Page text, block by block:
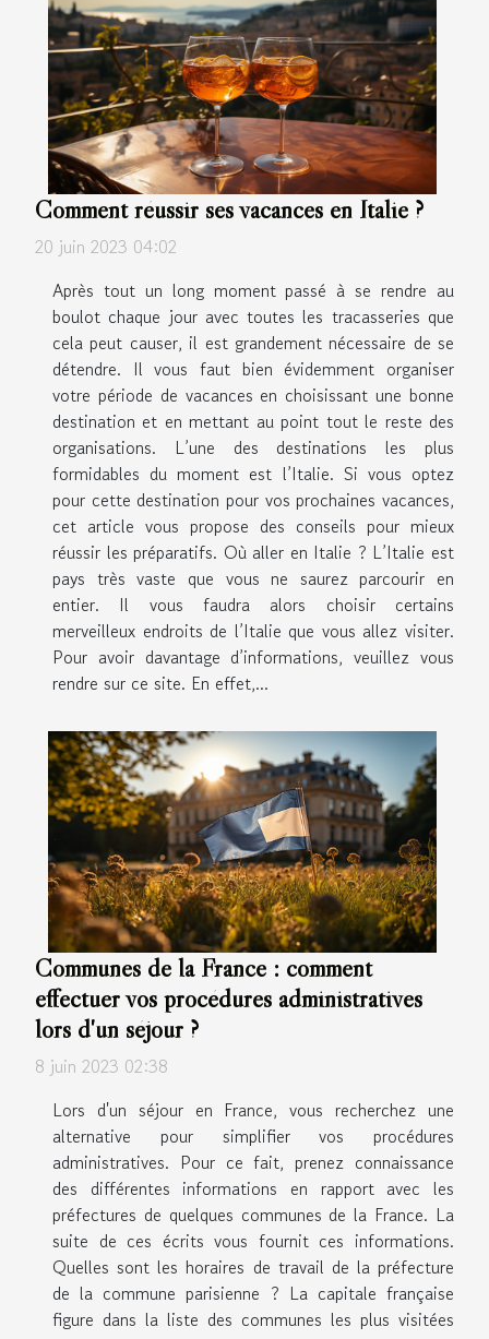
Comment réussir ses vacances en Italie ?
20 juin 2023 04:02
Après tout un long moment passé à se rendre au
boulot chaque jour avec toutes les tracasseries que
cela peut causer, il est grandement nécessaire de se
détendre. Il vous faut bien évidemment organiser
votre période de vacances en choisissant une bonne
destination et en mettant au point tout le reste des
organisations. L’une des destinations les plus
formidables du moment est l’Italie. Si vous optez
pour cette destination pour vos prochaines vacances,
cet article vous propose des conseils pour mieux
réussir les préparatifs. Où aller en Italie ? L’Italie est
pays très vaste que vous ne saurez parcourir en
entier. Il vous faudra alors choisir certains
merveilleux endroits de l’Italie que vous allez visiter.
Pour avoir davantage d’informations, veuillez vous
rendre sur ce site. En effet,...
Communes de la France : comment
effectuer vos procédures administratives
lors d'un séjour ?
8 juin 2023 02:38
Lors d'un séjour en France, vous recherchez une
alternative pour simplifier vos procédures
administratives. Pour ce fait, prenez connaissance
des différentes informations en rapport avec les
préfectures de quelques communes de la France. La
suite de ces écrits vous fournit ces informations.
Quelles sont les horaires de travail de la préfecture
de la commune parisienne ? La capitale française
figure dans la liste des communes les plus visitées